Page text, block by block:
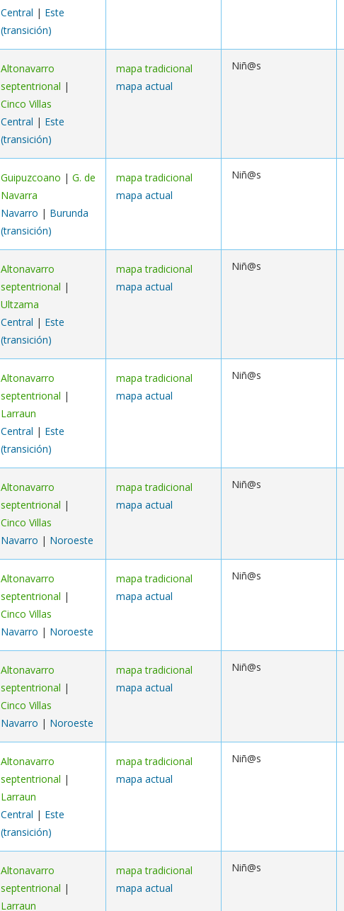
Central | Este
(transición)
Altonavarro
septentrional |
Cinco Villas
Central | Este
(transición)
mapa tradicional
mapa actual
Niñ@s
Guipuzcoano | G. de
Navarra
Navarro | Burunda
(transición)
mapa tradicional
mapa actual
Niñ@s
Altonavarro
septentrional |
Ultzama
Central | Este
(transición)
mapa tradicional
mapa actual
Niñ@s
Altonavarro
septentrional |
Larraun
Central | Este
(transición)
mapa tradicional
mapa actual
Niñ@s
Altonavarro
septentrional |
Cinco Villas
Navarro | Noroeste
mapa tradicional
mapa actual
Niñ@s
Altonavarro
septentrional |
Cinco Villas
Navarro | Noroeste
mapa tradicional
mapa actual
Niñ@s
Altonavarro
septentrional |
Cinco Villas
Navarro | Noroeste
mapa tradicional
mapa actual
Niñ@s
Altonavarro
septentrional |
Larraun
Central | Este
(transición)
mapa tradicional
mapa actual
Niñ@s
Altonavarro
septentrional |
Larraun
mapa tradicional
mapa actual
Niñ@s